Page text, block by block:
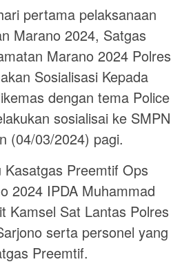
pertama pelaksanaan
Marano 2024, Satgas
Marano 2024 Polres
Sosialisasi Kepada
dengan tema Police
sosialisai ke SMPN
(04/03/2024) pagi.
Kasatgas Preemtif Ops
2024 IPDA Muhammad
Kamsel Sat Lantas Polres
serta personel yang
Preemtif.